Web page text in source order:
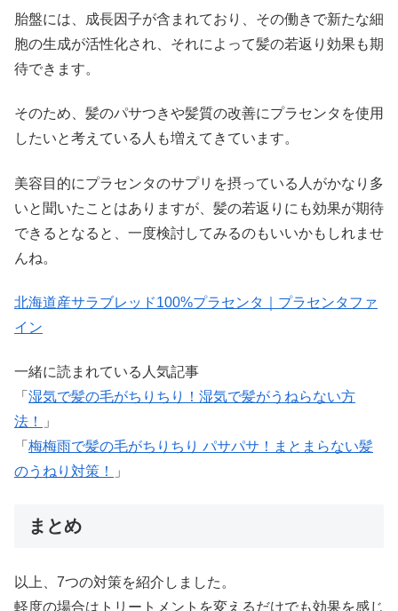
胎盤には、成長因子が含まれており、その働きで新たな細
胞の生成が活性化され、それによって髪の若返り効果も期
待できます。
そのため、髪のパサつきや髪質の改善にプラセンタを使用
したいと考えている人も増えてきています。
美容目的にプラセンタのサプリを摂っている人がかなり多
いと聞いたことはありますが、髪の若返りにも効果が期待
できるとなると、一度検討してみるのもいいかもしれませ
んね。
北海道産サラブレッド100%プラセンタ｜プラセンタファ
イン
一緒に読まれている人気記事
「 湿気で髪の毛がちりちり！湿気で髪がうねらない方
法！
」
「 梅梅雨で髪の毛がちりちり パサパサ！まとまらない髪
のうねり対策！
」
まとめ
以上、7つの対策を紹介しました。
軽度の場合はトリートメントを変えるだけでも効果を感じ